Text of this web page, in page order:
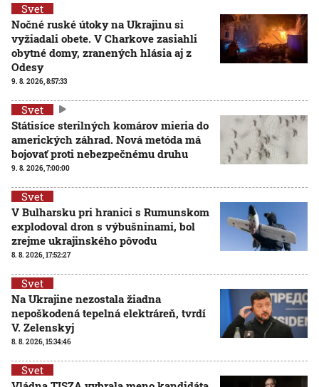
Svet
Nočné ruské útoky na Ukrajinu si
vyžiadali obete. V Charkove zasiahli
obytné domy, zranených hlásia aj z
Odesy
9. 8. 2026, 8:57:33
Svet
Státisíce sterilných komárov mieria do
amerických záhrad. Nová metóda má
bojovať proti nebezpečnému druhu
9. 8. 2026, 7:00:00
Svet
V Bulharsku pri hranici s Rumunskom
explodoval dron s výbušninami, bol
zrejme ukrajinského pôvodu
8. 8. 2026, 17:52:27
Svet
Na Ukrajine nezostala žiadna
nepoškodená tepelná elektráreň, tvrdí
V. Zelenskyj
8. 8. 2026, 15:34:46
Svet